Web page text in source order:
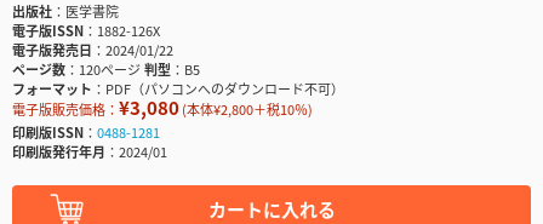
出版社
医学書院
電子版ISSN
1882-126X
電子版発売日
2024/01/22
ページ数
120ページ判型
B5
フォーマット
PDF（パソコンへのダウンロード不可）
電子版販売価格： ¥3,080(本体¥2,800＋税10％)
印刷版ISSN
0488-1281
印刷版発行年月
2024/01
カートに入れる